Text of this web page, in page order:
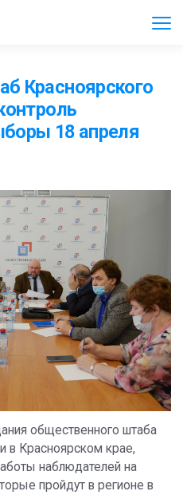
Красноярского
18 апреля
общественного штаба
в Красноярском крае,
наблюдателей на
пройдут в регионе в